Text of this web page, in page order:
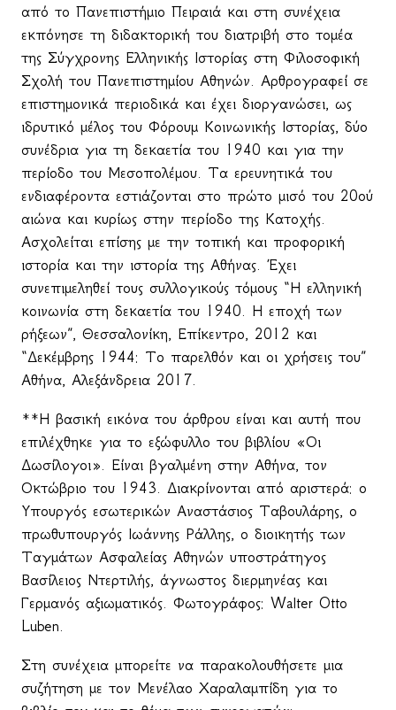
από το Πανεπιστήμιο Πειραιά και στη συνέχεια
εκπόνησε τη διδακτορική του διατριβή στο τομέα
της Σύγχρονης Ελληνικής Ιστορίας στη Φιλοσοφική
Σχολή του Πανεπιστημίου Αθηνών. Αρθρογραφεί σε
επιστημονικά περιοδικά και έχει διοργανώσει, ως
ιδρυτικό μέλος του Φόρουμ Κοινωνικής Ιστορίας, δύο
συνέδρια για τη δεκαετία του 1940 και για την
περίοδο του Μεσοπολέμου. Τα ερευνητικά του
ενδιαφέροντα εστιάζονται στο πρώτο μισό του 20ού
αιώνα και κυρίως στην περίοδο της Κατοχής.
Ασχολείται επίσης με την τοπική και προφορική
ιστορία και την ιστορία της Αθήνας. Έχει
συνεπιμεληθεί τους συλλογικούς τόμους “Η ελληνική
κοινωνία στη δεκαετία του 1940. Η εποχή των
ρήξεων”, Θεσσαλονίκη, Επίκεντρο, 2012 και
“Δεκέμβρης 1944: Το παρελθόν και οι χρήσεις του”
Αθήνα, Αλεξάνδρεια 2017.
**Η βασική εικόνα του άρθρου είναι και αυτή που
επιλέχθηκε για το εξώφυλλο του βιβλίου «Οι
Δωσίλογοι». Είναι βγαλμένη στην Αθήνα, τον
Οκτώβριο του 1943. Διακρίνονται από αριστερά: ο
Υπουργός εσωτερικών Αναστάσιος Ταβουλάρης, ο
πρωθυπουργός Ιωάννης Ράλλης, ο διοικητής των
Ταγμάτων Ασφαλείας Αθηνών υποστράτηγος
Βασίλειος Ντερτιλής, άγνωστος διερμηνέας και
Γερμανός αξιωματικός. Φωτογράφος: Walter Otto
Luben.
Στη συνέχεια μπορείτε να παρακολουθήσετε μια
συζήτηση με τον Μενέλαο Χαραλαμπίδη για το